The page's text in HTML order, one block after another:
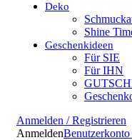
Deko
Shine
Geschenkideen
Für SIE
Für IHN
Anmelden / Registrieren
AnmeldenBenutzerkonto